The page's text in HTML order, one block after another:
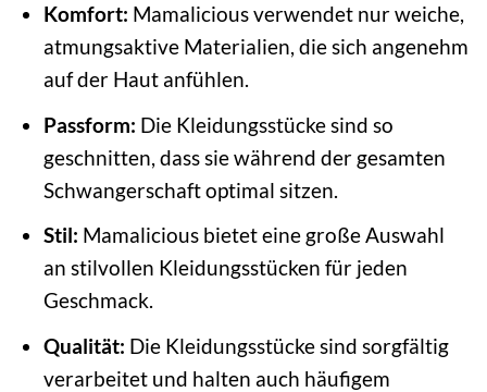
Komfort: Mamalicious verwendet nur weiche,
atmungsaktive Materialien, die sich angenehm
auf der Haut anfühlen.
Passform: Die Kleidungsstücke sind so
geschnitten, dass sie während der gesamten
Schwangerschaft optimal sitzen.
Stil: Mamalicious bietet eine große Auswahl
an stilvollen Kleidungsstücken für jeden
Geschmack.
Qualität: Die Kleidungsstücke sind sorgfältig
verarbeitet und halten auch häufigem